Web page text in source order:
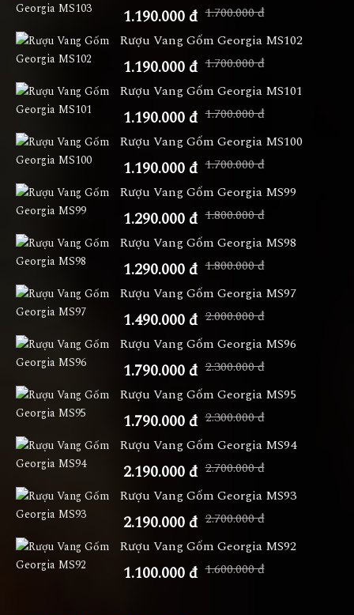
1.190.000 đ 1.700.000 đ
Rượu Vang Gốm Georgia MS102
1.190.000 đ 1.700.000 đ
Rượu Vang Gốm Georgia MS101
1.190.000 đ 1.700.000 đ
Rượu Vang Gốm Georgia MS100
1.190.000 đ 1.700.000 đ
Rượu Vang Gốm Georgia MS99
1.290.000 đ 1.800.000 đ
Rượu Vang Gốm Georgia MS98
1.290.000 đ 1.800.000 đ
Rượu Vang Gốm Georgia MS97
1.490.000 đ 2.000.000 đ
Rượu Vang Gốm Georgia MS96
1.790.000 đ 2.300.000 đ
Rượu Vang Gốm Georgia MS95
1.790.000 đ 2.300.000 đ
Rượu Vang Gốm Georgia MS94
2.190.000 đ 2.700.000 đ
Rượu Vang Gốm Georgia MS93
2.190.000 đ 2.700.000 đ
Rượu Vang Gốm Georgia MS92
1.100.000 đ 1.600.000 đ